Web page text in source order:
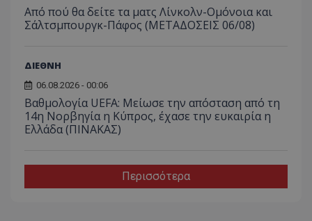
Από πού θα δείτε τα ματς Λίνκολν-Ομόνοια και
Σάλτσμπουργκ-Πάφος (ΜΕΤΑΔΟΣΕΙΣ 06/08)
ΔΙΕΘΝΗ
06.08.2026 - 00:06
Βαθμολογία UEFA: Μείωσε την απόσταση από τη
14η Νορβηγία η Κύπρος, έχασε την ευκαιρία η
Ελλάδα (ΠΙΝΑΚΑΣ)
Περισσότερα